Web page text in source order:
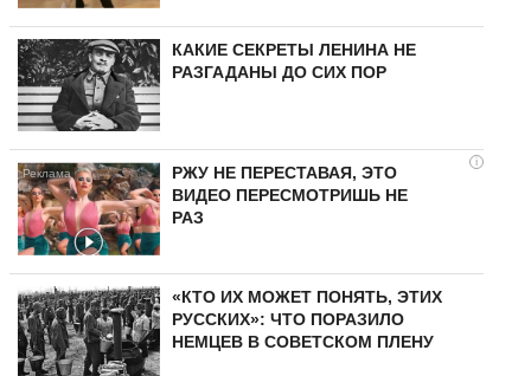
КАКИЕ СЕКРЕТЫ ЛЕНИНА НЕ
РАЗГАДАНЫ ДО СИХ ПОР
i
РЖУ НЕ ПЕРЕСТАВАЯ, ЭТО
ВИДЕО ПЕРЕСМОТРИШЬ НЕ
РАЗ
«КТО ИХ МОЖЕТ ПОНЯТЬ, ЭТИХ
РУССКИХ»: ЧТО ПОРАЗИЛО
НЕМЦЕВ В СОВЕТСКОМ ПЛЕНУ